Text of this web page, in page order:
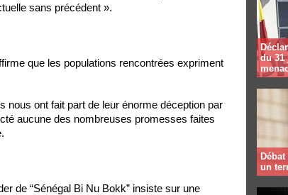
sans précédent ».
que les populations rencontrées expriment
nous ont fait part de leur énorme déception par
aucune des nombreuses promesses faites
de “Sénégal Bi Nu Bokk” insiste sur une
du 31
un